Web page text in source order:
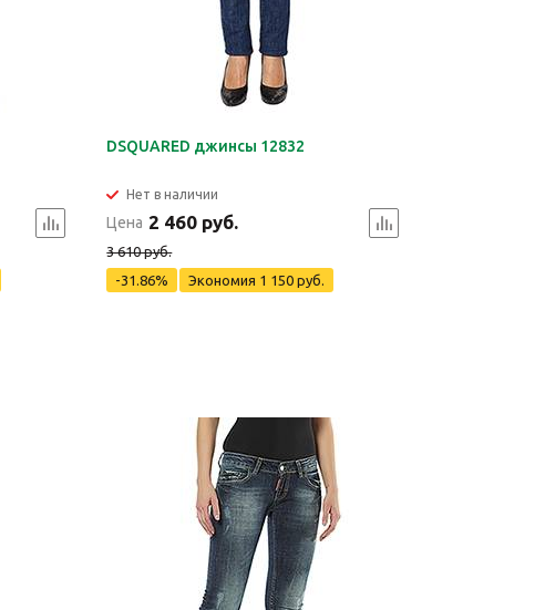
DSQUARED джинсы 12832
Нет в наличии
Цена 2 460 руб.
3 610 руб.
-31.86%
Экономия 1 150 руб.